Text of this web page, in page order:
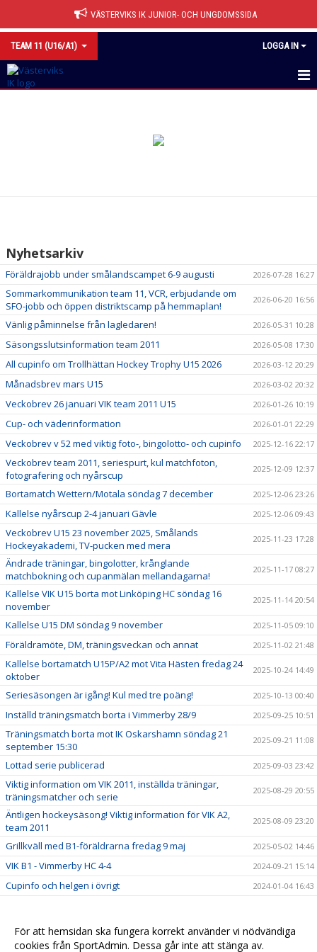
VÄSTERVIKS IK JUNIOR- OCH UNGDOMSSIDA
TEAM 11 (U16/A1) LOGGA IN
TRUPPEN
KONTAKT
Nyhetsarkiv
Föräldrajobb under smålandscampet 6-9 augusti 2026-07-28 16:27
Sommarkommunikation team 11, VCR, erbjudande om
SFO-jobb och öppen distriktscamp på hemmaplan!
2026-06-20 16:56
Vänlig påminnelse från lagledaren! 2026-05-31 10:28
Säsongsslutsinformation team 2011 2026-05-08 17:30
All cupinfo om Trollhättan Hockey Trophy U15 2026 2026-03-12 20:29
Månadsbrev mars U15 2026-03-02 20:32
Veckobrev 26 januari VIK team 2011 U15 2026-01-26 10:19
Cup- och väderinformation 2026-01-01 22:29
Veckobrev v 52 med viktig foto-, bingolotto- och cupinfo 2025-12-16 22:17
Veckobrev team 2011, seriespurt, kul matchfoton,
fotografering och nyårscup
2025-12-09 12:37
Bortamatch Wettern/Motala söndag 7 december 2025-12-06 23:26
Kallelse nyårscup 2-4 januari Gävle 2025-12-06 09:43
Veckobrev U15 23 november 2025, Smålands
Hockeyakademi, TV-pucken med mera
2025-11-23 17:28
Ändrade träningar, bingolotter, krånglande
matchbokning och cupanmälan mellandagarna!
2025-11-17 08:27
Kallelse VIK U15 borta mot Linköping HC söndag 16
november
2025-11-14 20:54
Kallelse U15 DM söndag 9 november 2025-11-05 09:10
Föräldramöte, DM, träningsveckan och annat 2025-11-02 21:48
Kallelse bortamatch U15P/A2 mot Vita Hästen fredag 24
oktober
2025-10-24 14:49
Seriesäsongen är igång! Kul med tre poäng! 2025-10-13 00:40
Inställd träningsmatch borta i Vimmerby 28/9 2025-09-25 10:51
Träningsmatch borta mot IK Oskarshamn söndag 21
september 15:30
2025-09-21 11:08
Lottad serie publicerad 2025-09-03 23:42
Viktig information om VIK 2011, inställda träningar,
träningsmatcher och serie
2025-08-29 20:55
Äntligen hockeysäsong! Viktig information för VIK A2,
team 2011
2025-08-09 23:20
Grillkväll med B1-föräldrarna fredag 9 maj 2025-05-02 14:46
VIK B1 - Vimmerby HC 4-4 2024-09-21 15:14
Cupinfo och helgen i övrigt
2024-01-04 16:43
2023-11-14 16:24
2023-11-14 16:22
För att hemsidan ska fungera korrekt använder vi nödvändiga
cookies från SportAdmin. Dessa går inte att stänga av.